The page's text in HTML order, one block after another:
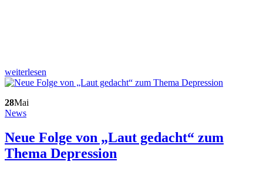
weiterlesen
28Mai
News
Neue Folge von „Laut gedacht“ zum
Thema Depression